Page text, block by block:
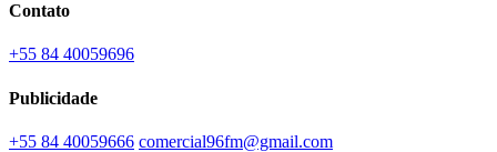
Contato
+55 84 40059696
Publicidade
+55 84 40059666 comercial96fm@gmail.com